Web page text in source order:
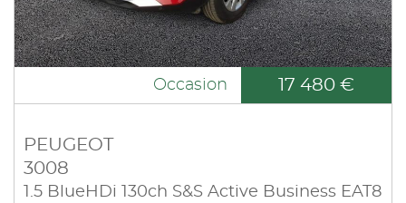
Occasion 17 480 €
PEUGEOT
3008
1.5 BlueHDi 130ch S&S Active Business EAT8